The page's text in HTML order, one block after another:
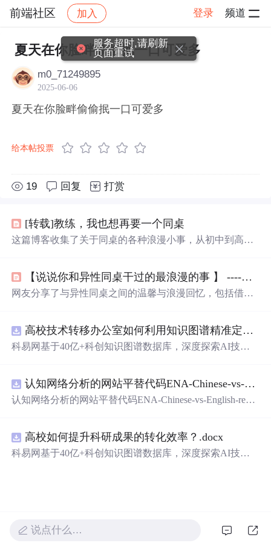
前端社区 加入 登录 频道
社区 前端社区 感慨 帖子详情
夏天在你脸畔偷偷抿一口可爱多
m0_71249895
2025-06-06
夏天在你脸畔偷偷抿一口可爱多
给本帖投票
19 回复 打赏
[转载]教练，我也想再要一个同桌
这篇博客收集了关于同桌的各种浪漫小事，从初中到高
【说说你和异性同桌干过的最浪漫的事 】 ----看到第176楼就突然沉默了....（节选自百度DotA吧）...
网友分享了与异性同桌之间的温馨与浪漫回忆，包括借肩
高校技术转移办公室如何利用知识图谱精准定位产业需求与技术适配点？.docx
科易网基于40亿+科创知识图谱数据库，深度探索AI技术
新领域的AI+数智化解决方案，推动科技创新与产业创新
智能化发展。
认知网络分析的网站平替代码ENA-Chinese-vs-English-reproducible.zip
认知网络分析的网站平替代码ENA-Chinese-vs-English-repro
高校如何提升科研成果的转化效率？.docx
科易网基于40亿+科创知识图谱数据库，深度探索AI技术
说点什么…
服务超时,请刷新
页面重试